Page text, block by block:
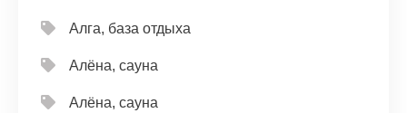
Алга, база отдыха
Алёна, сауна
Алёна, сауна